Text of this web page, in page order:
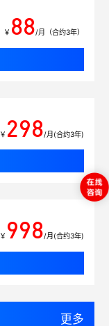
￥ 88/月（合约3年）
￥ 298/月(合约3年)
￥ 998/月(合约3年)
更多